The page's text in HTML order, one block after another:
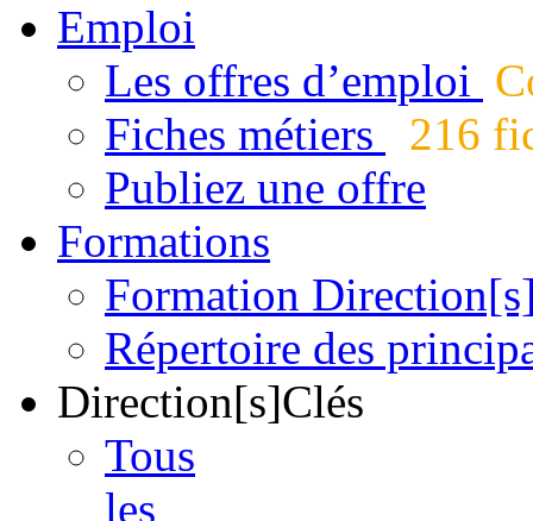
Emploi
Les offres d’emploi
Fiches métiers
216
Publiez une offre
Formations
Formation
Répertoire des
Direction[s]Clés
Tous
les